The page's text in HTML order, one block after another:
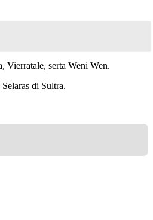
Vierratale, serta Weni Wen.
di Sultra.